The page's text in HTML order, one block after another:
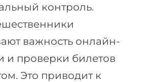
контроль.
важность онлайн-
и проверки билетов
Это приводит к